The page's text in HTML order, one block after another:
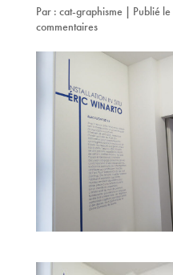
Par : cat-graphisme | Publié
commentaires